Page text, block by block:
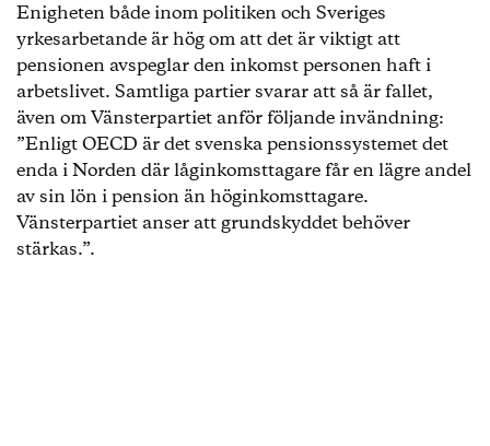
Enigheten både inom politiken och Sveriges
yrkesarbetande är hög om att det är viktigt att
pensionen avspeglar den inkomst personen haft i
arbetslivet. Samtliga partier svarar att så är fallet,
även om Vänsterpartiet anför följande invändning:
”Enligt OECD är det svenska pensionssystemet det
enda i Norden där låginkomsttagare får en lägre andel
av sin lön i pension än höginkomsttagare.
Vänsterpartiet anser att grundskyddet behöver
stärkas.”.